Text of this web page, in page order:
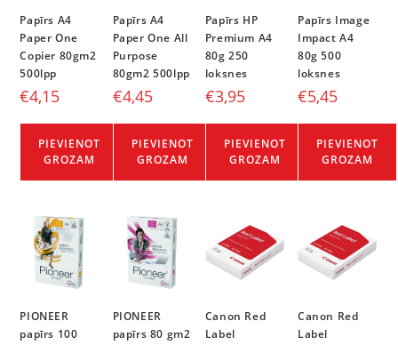
Papīrs A4
Paper One
Copier 80gm2
500lpp
€4,15
PIEVIENOT
GROZAM
Papīrs A4
Paper One All
Purpose
80gm2 500lpp
€4,45
PIEVIENOT
GROZAM
Papīrs HP
Premium A4
80g 250
loksnes
€3,95
PIEVIENOT
GROZAM
Papīrs Image
Impact A4
80g 500
loksnes
€5,45
PIEVIENOT
GROZAM
PIONEER
papīrs 100
PIONEER
papīrs 80 gm2
Canon Red
Label
Canon Red
Label